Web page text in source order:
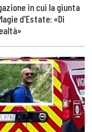
in cui la giunta
d'Estate: «Di